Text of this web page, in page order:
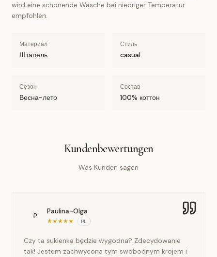
wird eine schonende Wäsche bei niedriger Temperatur
empfohlen.
Материал
Штапель
Стиль
casual
Сезон
Весна-лето
Состав
100% коттон
Kundenbewertungen
Was Kunden sagen
P
Paulina-Olga
★★★★★ PL
Czy ta sukienka będzie wygodna? Zdecydowanie
tak! Jestem zachwycona tym swobodnym krojem i